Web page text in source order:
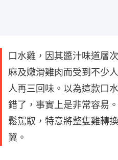
口水雞，因其醬汁味道層
麻及嫩滑雞肉而受到不少
人再三回味。以為這款口
錯了，事實上是非常容易
鬆駕馭，特意將整隻雞轉
翼。